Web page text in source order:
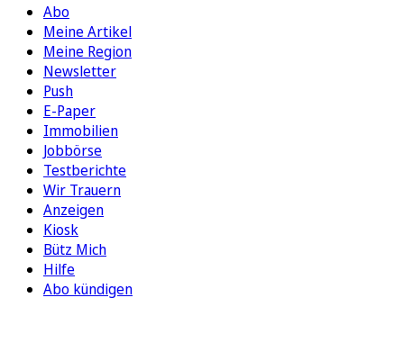
Abo
Meine Artikel
Meine Region
Newsletter
Push
E-Paper
Immobilien
Jobbörse
Testberichte
Wir Trauern
Anzeigen
Kiosk
Bütz Mich
Hilfe
Abo kündigen